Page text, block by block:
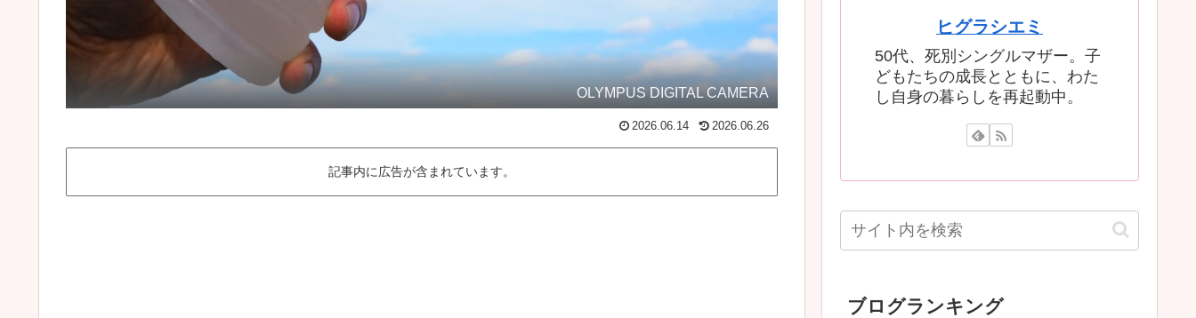
OLYMPUS DIGITAL CAMERA
2026.06.14 2026.06.26
記事内に広告が含まれています。
ヒグラシエミ
50代、死別シングルマザー。子
どもたちの成長とともに、わた
し自身の暮らしを再起動中。
ブログランキング